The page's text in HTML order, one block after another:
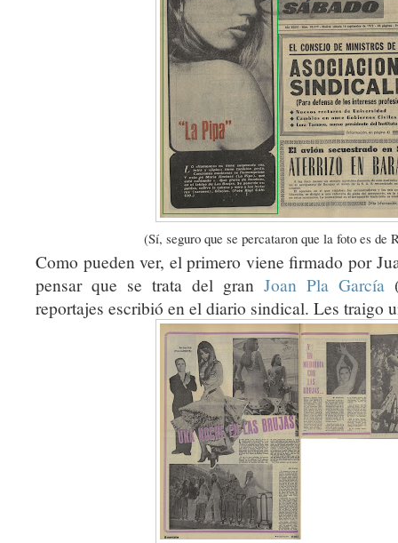
(Sí, seguro que se percataron que la foto es de
Como pueden ver, el primero viene firmado por
pensar que se trata del gran Joan Pla García
reportajes escribió en el diario sindical. Les traigo